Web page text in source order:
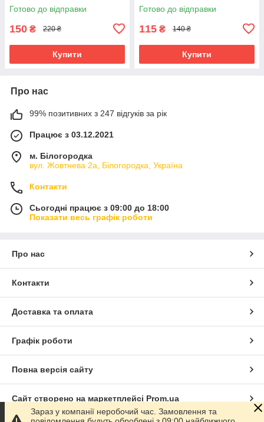
Готово до відправки
150 ₴ 220 ₴
Купити
Готово до відправки
115 ₴ 140 ₴
Купити
Про нас
99% позитивних з 247 відгуків за рік
Працює з 03.12.2021
м. Білогородка
вул. Жовтнева 2а, Білогородка, Україна
Контакти
Сьогодні працює з 09:00 до 18:00
Показати весь графік роботи
Про нас
Контакти
Доставка та оплата
Графік роботи
Повна версія сайту
Сайт створено на маркетплейсі Prom.ua
Зараз у компанії неробочий час. Замовлення та